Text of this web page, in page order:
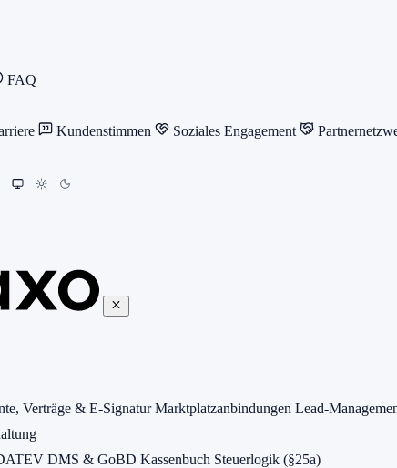
FAQ
Kundenstimmen Soziales Engagement
Verträge & E-SignaturMarktplatzanbindungen Lead-
DMS & GoBD Kassenbuch Steuerlogik (§25a)